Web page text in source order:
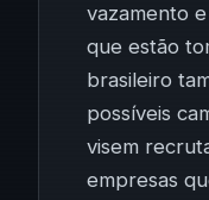
vazamento
que estão
brasileiro
possíveis
visem
empresas